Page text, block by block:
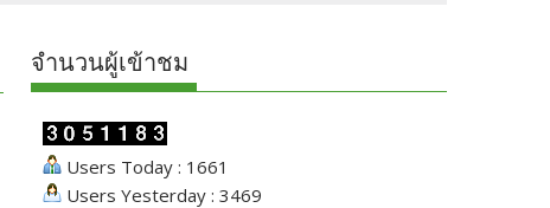
จำนวนผู้เข้าชม
Users Today : 1661
Users Yesterday : 3469